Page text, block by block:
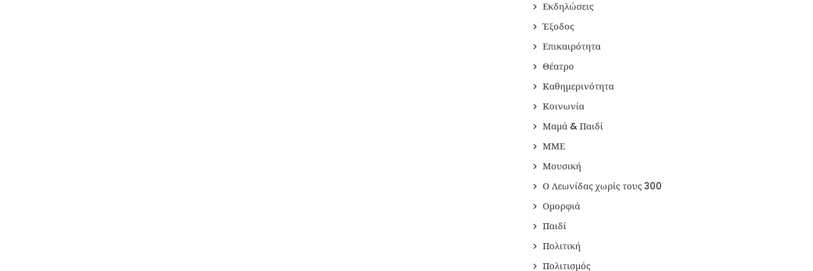
Εκδηλώσεις
Έξοδος
Επικαιρότητα
Θέατρο
Καθημερινότητα
Κοινωνία
Μαμά & Παιδί
ΜΜΕ
Μουσική
Ο Λεωνίδας χωρίς τους 300
Ομορφιά
Παιδί
Πολιτική
Πολιτισμός